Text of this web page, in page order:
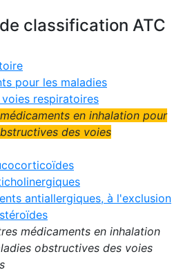
classification ATC
pour les maladies
respiratoires
en inhalation pour
des voies
antiallergiques, à l'exclusion
médicaments en inhalation
obstructives des voies